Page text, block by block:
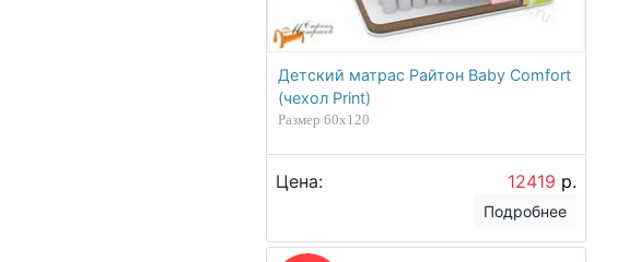
Детский матрас Райтон Baby Comfort
(чехол Print)
Размер 60х120
Цена: 12419 р.
Подробнее